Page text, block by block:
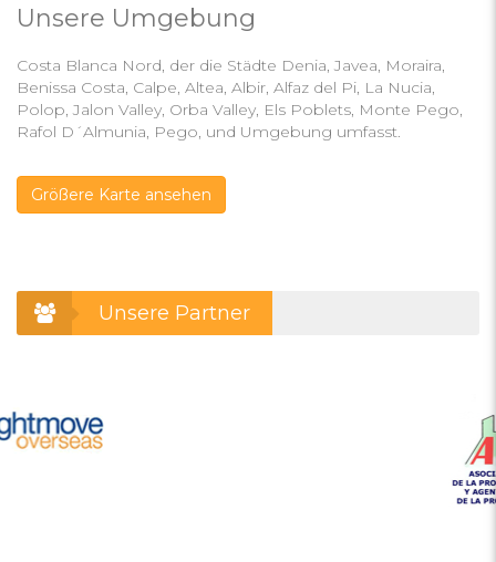
Unsere Umgebung
Costa Blanca Nord, der die Städte Denia, Javea, Moraira,
Benissa Costa, Calpe, Altea, Albir, Alfaz del Pi, La Nucia,
Polop, Jalon Valley, Orba Valley, Els Poblets, Monte Pego,
Rafol D´Almunia, Pego, und Umgebung umfasst.
Größere Karte ansehen
Unsere Partner